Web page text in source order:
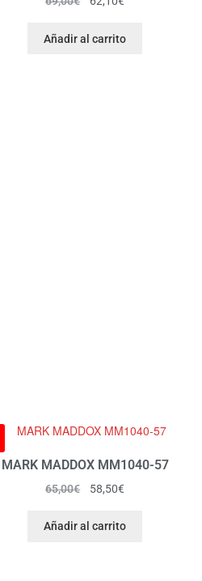
Añadir al carrito
MARK MADDOX MM1040-57
65,00€ 58,50€
Añadir al carrito